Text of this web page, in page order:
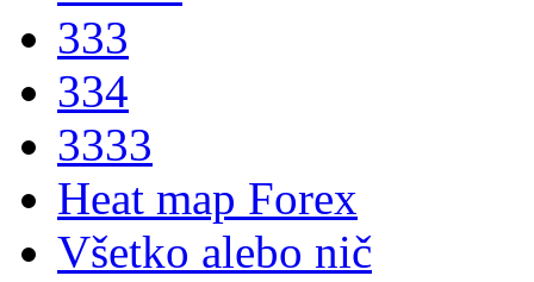
333
334
3333
Heat map Forex
Všetko alebo nič